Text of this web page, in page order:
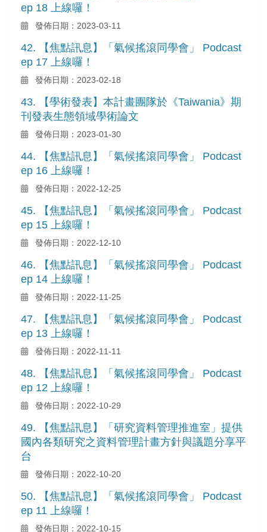
ep 18 上線囉！
發佈日期：2023-03-11
42. 【焦點訊息】「氣候搖滾同學會」 Podcast
ep 17 上線囉！
發佈日期：2023-02-18
43. 【學術發表】本計畫團隊於《Taiwania》期
刊發表生態領域學術論文
發佈日期：2023-01-30
44. 【焦點訊息】「氣候搖滾同學會」 Podcast
ep 16 上線囉！
發佈日期：2022-12-25
45. 【焦點訊息】「氣候搖滾同學會」 Podcast
ep 15 上線囉！
發佈日期：2022-12-10
46. 【焦點訊息】「氣候搖滾同學會」 Podcast
ep 14 上線囉！
發佈日期：2022-11-25
47. 【焦點訊息】「氣候搖滾同學會」 Podcast
ep 13 上線囉！
發佈日期：2022-11-11
48. 【焦點訊息】「氣候搖滾同學會」 Podcast
ep 12 上線囉！
發佈日期：2022-10-29
49. 【焦點訊息】「研究資料管理推進室」提供
國內各類研究之資料管理計畫方針與議題分享平
台
發佈日期：2022-10-20
50. 【焦點訊息】「氣候搖滾同學會」 Podcast
ep 11 上線囉！
發佈日期：2022-10-15